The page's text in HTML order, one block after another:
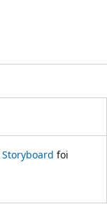
Storyboard foi